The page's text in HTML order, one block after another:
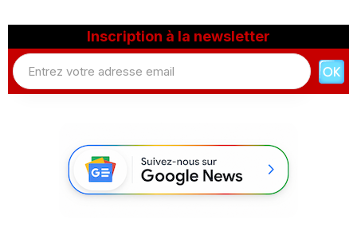
Inscription à la newsletter